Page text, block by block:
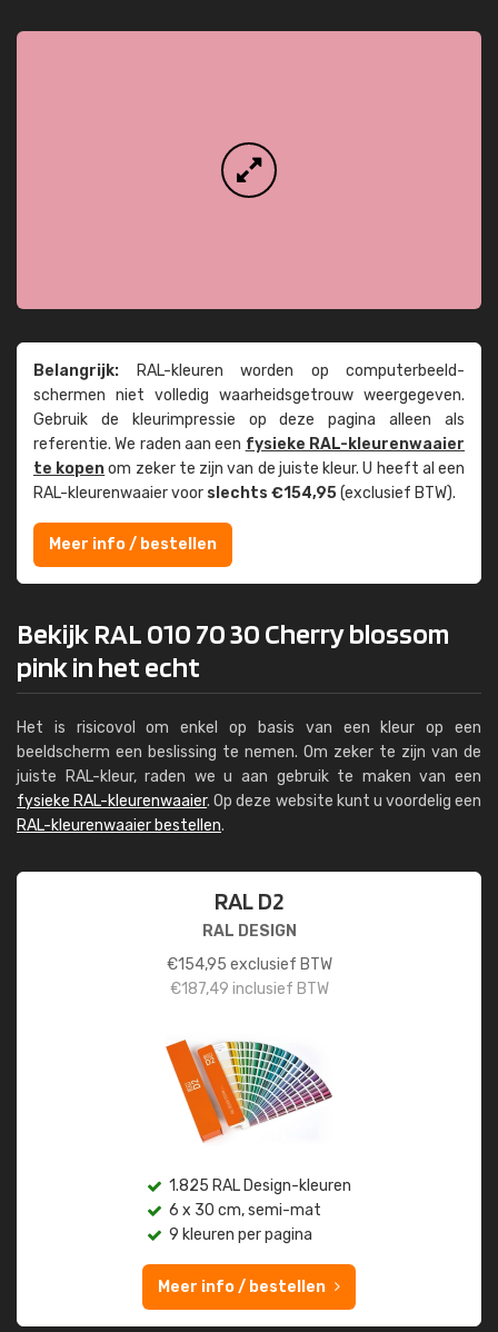
Belangrijk: RAL-kleuren worden op computer­beeld­
schermen niet volledig waarheids­­getrouw weer­gegeven.
Gebruik de kleur­impressie op deze pagina alleen als
referentie. We raden aan een fysieke RAL-kleuren­waaier
te kopenom zeker te zijn van de juiste kleur. U heeft al een
RAL-kleuren­waaier voor slechts €154,95(exclusief BTW).
Meer info / bestellen
Bekijk RAL 010 70 30 Cherry blossom
pink in het echt
Het is risicovol om enkel op basis van een kleur op een
beeldscherm een beslissing te nemen. Om zeker te zijn van de
juiste RAL-kleur, raden we u aan gebruik te maken van een
fysieke RAL-kleurenwaaier. Op deze website kunt u voordelig een
RAL-kleurenwaaier bestellen.
RAL D2
RAL DESIGN
€154,95 exclusief BTW
€187,49 inclusief BTW
1.825 RAL Design-kleuren
6 x 30 cm, semi-mat
9 kleuren per pagina
Meer info / bestellen